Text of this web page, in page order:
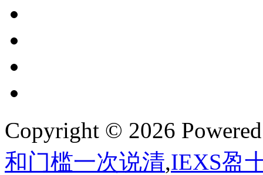
Copyright © 2026
和门槛一次说清,IEXS盈